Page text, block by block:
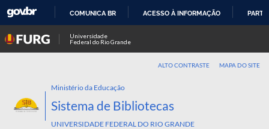
COMUNICA BR ACESSO À INFORMAÇÃO
Universidade
Federal do Rio Grande
ALTO CONTRASTE MAPA DO SITE
Ministério da Educação
Sistema de Bibliotecas
UNIVERSIDADE FEDERAL DO RIO GRANDE